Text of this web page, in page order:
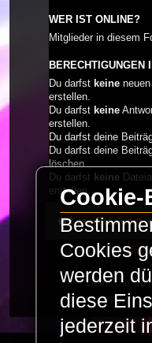
WER IST ONLINE?
Mitglieder in diesem
BERECHTIGUNGEN
Du darfst keine
erstellen.
Du darfst keine
erstellen.
Du darfst deine
Du darfst deine
löschen.
Du darfst keine
erstellen.
LaserFreak.net
Powered by
Deutsche
Cookie-
Cookies
werden
diese
jederzeit